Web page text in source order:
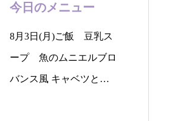
今日のメニュー
8月3日(月)ご飯 豆乳ス
ープ 魚のムニエルブロ
バンス風 キャベツとコ